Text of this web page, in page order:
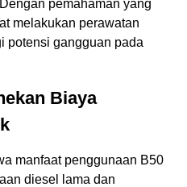
pemahaman yang
melakukan perawatan
potensi gangguan pada
Biaya
manfaat penggunaan B50
diesel lama dan